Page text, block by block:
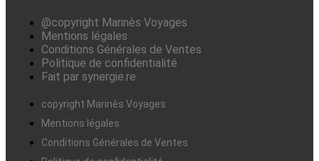
@copyright Marinès Voyages
Mentions légales
Conditions Générales de Ventes
Politique de confidentialité
Fait par synergie.re
copyright Marinès Voyages
Mentions légales
Conditions Générales de Ventes